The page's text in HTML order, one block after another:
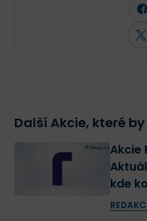
Další Akcie, které
Akcie
kde